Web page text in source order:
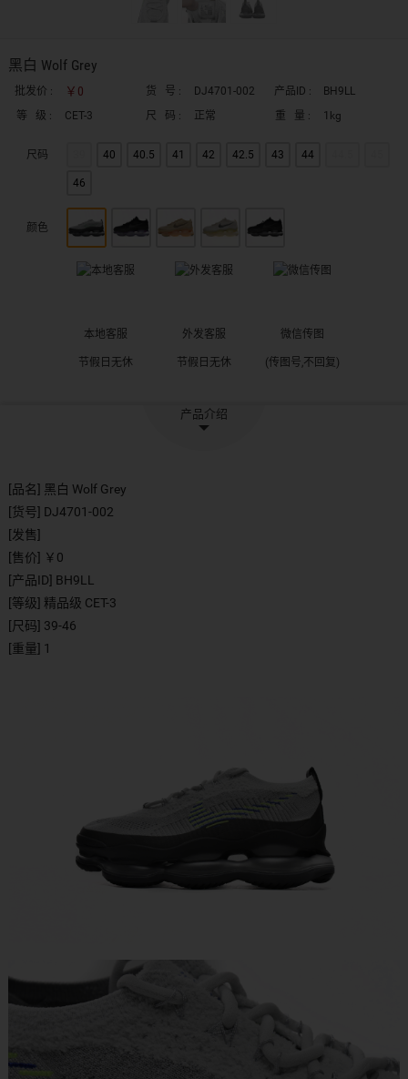
黑白 Wolf Grey
批发价 : ￥0 货 号 : DJ4701-002 产品ID :
BH9LL
等 级 :
CET-3 尺 码 : 正常 重 量 : 1kg
尺码 40 40.5 41 42 42.5 43 44
46
颜色
本地客服
节假日无休
外发客服
节假日无休
微信传图
(传图号,不回复)
产品介绍
[品名] 黑白 Wolf Grey
[货号] DJ4701-002
[发售]
[售价] ￥0
[产品ID] BH9LL
[等级] 精品级 CET-3
[尺码] 39-46
[重量] 1